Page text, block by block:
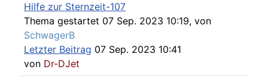
Hilfe zur Sternzeit-107
Thema gestartet 07 Sep. 2023 10:19, von
SchwagerB
Letzter Beitrag 07 Sep. 2023 10:41
von Dr-DJet